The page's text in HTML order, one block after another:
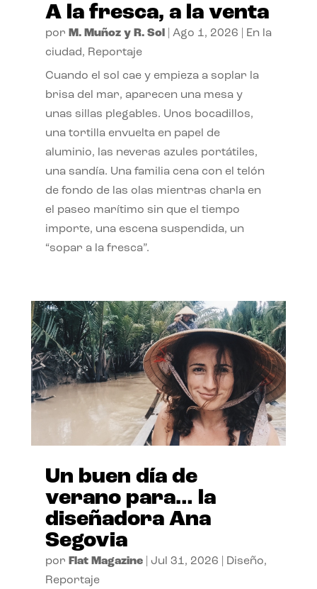
A la fresca, a la venta
por M. Muñoz y R. Sol| Ago 1, 2026
En la
ciudad, Reportaje
Cuando el sol cae y empieza a soplar la
brisa del mar, aparecen una mesa y
unas sillas plegables. Unos bocadillos,
una tortilla envuelta en papel de
aluminio, las neveras azules portátiles,
una sandía. Una familia cena con el telón
de fondo de las olas mientras charla en
el paseo marítimo sin que el tiempo
importe, una escena suspendida, un
“sopar a la fresca”.
Un buen día de
verano para… la
diseñadora Ana
Segovia
por Flat Magazine| Jul 31, 2026 Diseño,
Reportaje